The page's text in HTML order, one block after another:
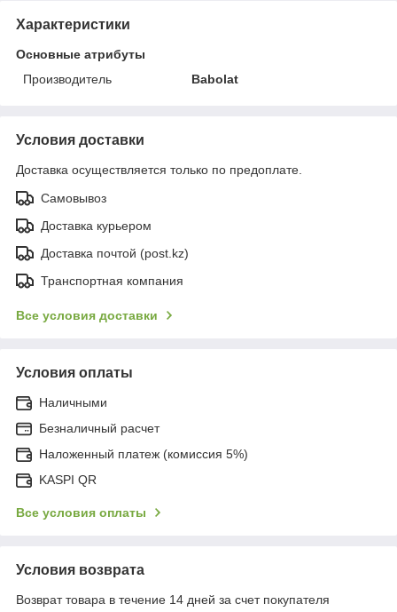
Характеристики
Основные атрибуты
Производитель
Babolat
Условия доставки
Доставка осуществляется только по предоплате.
Самовывоз
Доставка курьером
Доставка почтой (post.kz)
Транспортная компания
Все условия доставки
Условия оплаты
Наличными
Безналичный расчет
Наложенный платеж (комиссия 5%)
KASPI QR
Все условия оплаты
Условия возврата
Возврат товара в течение 14 дней за счет покупателя